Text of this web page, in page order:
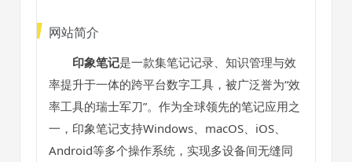
网站简介
印象笔记是一款集笔记记录、知识管理与效
率提升于一体的跨平台数字工具，被广泛誉为“效
率工具的瑞士军刀”。作为全球领先的笔记应用之
一，印象笔记支持Windows、macOS、iOS、
Android等多个操作系统，实现多设备间无缝同